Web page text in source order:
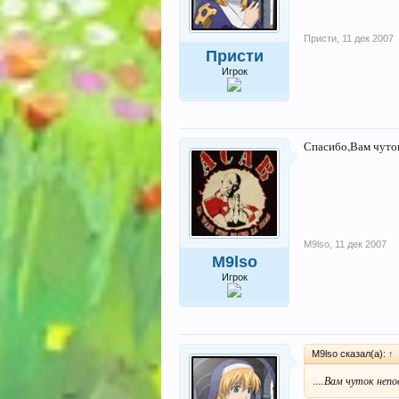
Присти
Игрок
Присти 11 дек 2007
M9lso
Игрок
Спасибо,Вам
M9lso 11 дек 2007
M9lso сказал(а): ↑
....Вам чуток